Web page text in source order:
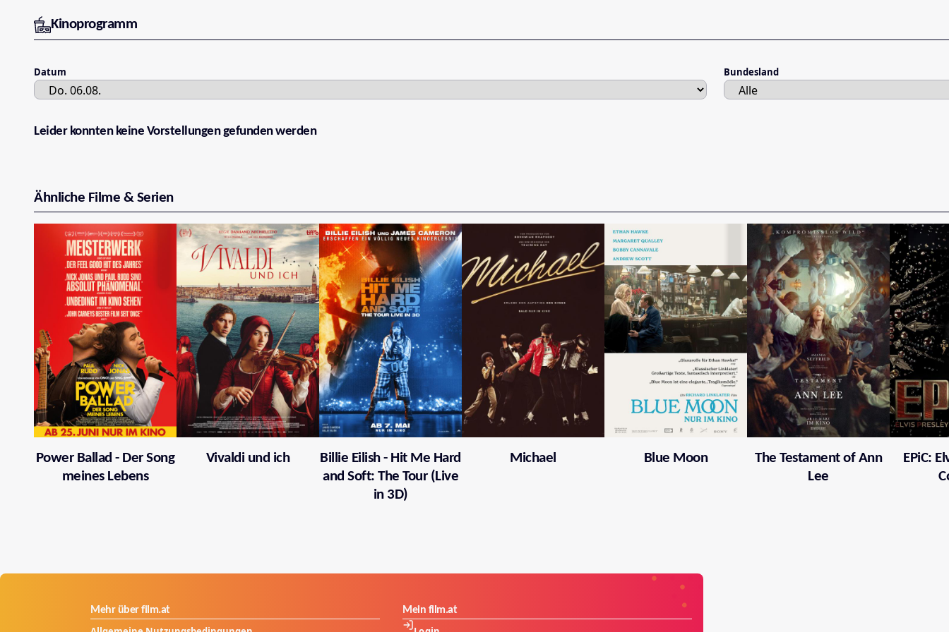
Kinoprogramm
Datum Bundesland
Leider konnten keine Vorstellungen gefunden werden
Ähnliche Filme & Serien
Power Ballad - Der Song
meines Lebens
Vivaldi und ich
Billie Eilish - Hit Me Hard
and Soft: The Tour (Live
in 3D)
Michael Blue Moon
The Testament of Ann
Lee
EPiC:
Mehr über film.at Mein film.at